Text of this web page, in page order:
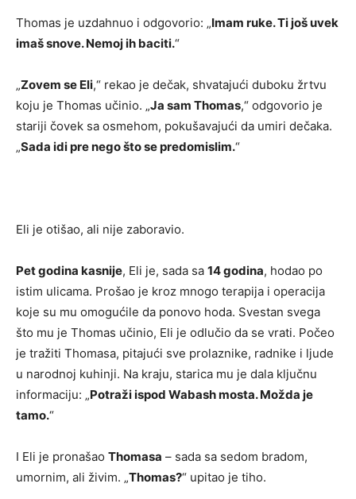
Thomas je uzdahnuo i odgovorio: „Imam ruke. Ti još uvek
imaš snove. Nemoj ih baciti.“
„Zovem se Eli,“ rekao je dečak, shvatajući duboku žrtvu
koju je Thomas učinio. „Ja sam Thomas,“ odgovorio je
stariji čovek sa osmehom, pokušavajući da umiri dečaka.
„Sada idi pre nego što se predomislim.“
Eli je otišao, ali nije zaboravio.
Pet godina kasnije, Eli je, sada sa 14 godina, hodao po
istim ulicama. Prošao je kroz mnogo terapija i operacija
koje su mu omogućile da ponovo hoda. Svestan svega
što mu je Thomas učinio, Eli je odlučio da se vrati. Počeo
je tražiti Thomasa, pitajući sve prolaznike, radnike i ljude
u narodnoj kuhinji. Na kraju, starica mu je dala ključnu
informaciju: „Potraži ispod Wabash mosta. Možda je
tamo.“
I Eli je pronašao Thomasa – sada sa sedom bradom,
umornim, ali živim. „Thomas?“ upitao je tiho.